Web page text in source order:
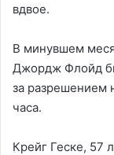
вдвое.
В минувшем
Джордж Флойд
за разрешением
часа.
Крейг Геске, 57